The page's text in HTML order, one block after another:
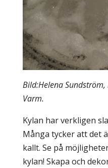
Bild:Helena
Varm.
Kylan har verkligen
Många tycker att det
kallt. Se på
kylan! Skapa och